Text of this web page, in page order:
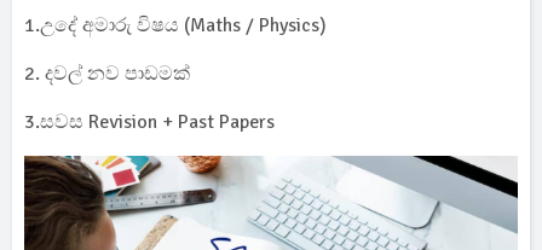
1.උදේ අමාරු විෂය (Maths / Physics)
2. දවල් නව පාඩමක්
3.සවස Revision + Past Papers